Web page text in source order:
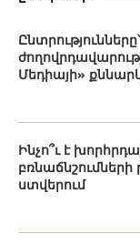
Մեդիայի»
Ինչո՞ւ է
ստվերում